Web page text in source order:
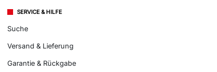
SERVICE & HILFE
Suche
Versand & Lieferung
Garantie & Rückgabe